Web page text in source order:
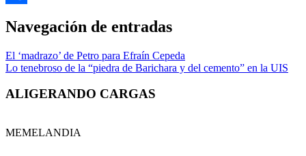
Navegación de entradas
El ‘madrazo’ de Petro para Efraín Cepeda
Lo tenebroso de la “piedra de Barichara y del cemento” en la UIS
ALIGERANDO CARGAS
MEMELANDIA